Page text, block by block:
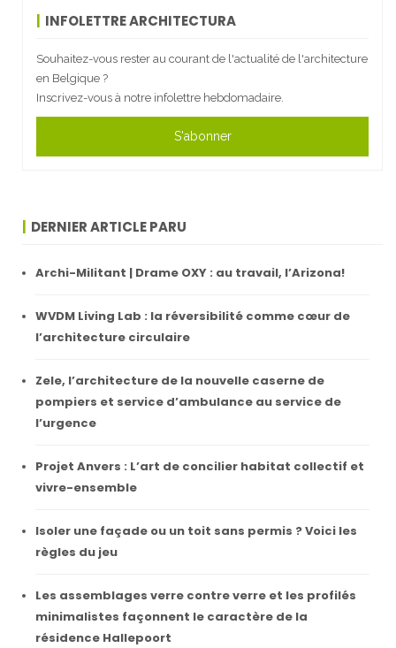
INFOLETTRE ARCHITECTURA
Souhaitez-vous rester au courant de l'actualité de l'architecture
en Belgique ?
Inscrivez-vous à notre infolettre hebdomadaire.
S'abonner
DERNIER ARTICLE PARU
Archi-Militant | Drame OXY : au travail, l’Arizona!
WVDM Living Lab : la réversibilité comme cœur de
l’architecture circulaire
Zele, l’architecture de la nouvelle caserne de
pompiers et service d’ambulance au service de
l’urgence
Projet Anvers : L’art de concilier habitat collectif et
vivre-ensemble
Isoler une façade ou un toit sans permis ? Voici les
règles du jeu
Les assemblages verre contre verre et les profilés
minimalistes façonnent le caractère de la
résidence Hallepoort